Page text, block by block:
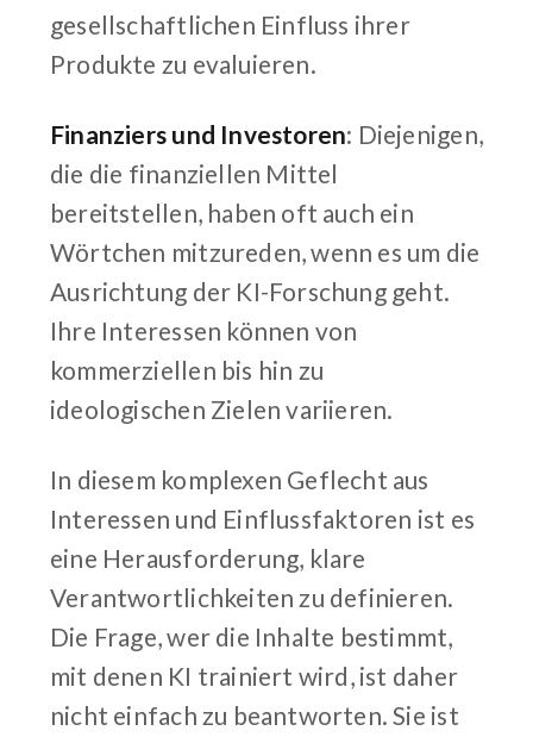
gesellschaftlichen Einfluss ihrer
Produkte zu evaluieren.
Finanziers und Investoren: Diejenigen,
die die finanziellen Mittel
bereitstellen, haben oft auch ein
Wörtchen mitzureden, wenn es um die
Ausrichtung der KI-Forschung geht.
Ihre Interessen können von
kommerziellen bis hin zu
ideologischen Zielen variieren.
In diesem komplexen Geflecht aus
Interessen und Einflussfaktoren ist es
eine Herausforderung, klare
Verantwortlichkeiten zu definieren.
Die Frage, wer die Inhalte bestimmt,
mit denen KI trainiert wird, ist daher
nicht einfach zu beantworten. Sie ist